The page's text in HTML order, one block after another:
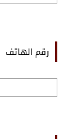
رقم الهاتف